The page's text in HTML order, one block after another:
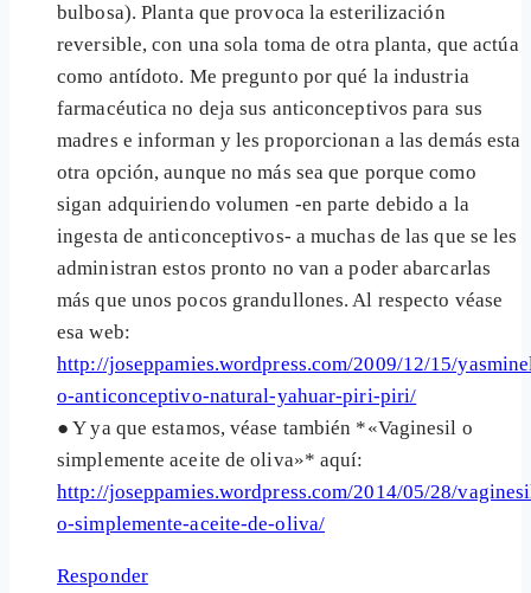
bulbosa). Planta que provoca la esterilización
reversible, con una sola toma de otra planta, que actúa
como antídoto. Me pregunto por qué la industria
farmacéutica no deja sus anticonceptivos para sus
madres e informan y les proporcionan a las demás esta
otra opción, aunque no más sea que porque como
sigan adquiriendo volumen -en parte debido a la
ingesta de anticonceptivos- a muchas de las que se les
administran estos pronto no van a poder abarcarlas
más que unos pocos grandullones. Al respecto véase
esa web:
http://joseppamies.wordpress.com/2009/12/15/
o-anticonceptivo-natural-yahuar-piri-piri/
● Y ya que estamos, véase también *«Vaginesil o
simplemente aceite de oliva»* aquí:
http://joseppamies.wordpress.com/2014/05/28/
o-simplemente-aceite-de-oliva/
Responder